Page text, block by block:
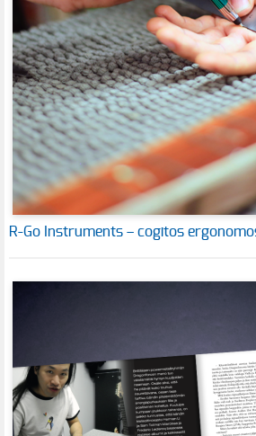
R-Go Instruments – cogitos